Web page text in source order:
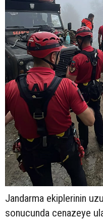
Jandarma ekiplerinin
sonucunda cenazeye